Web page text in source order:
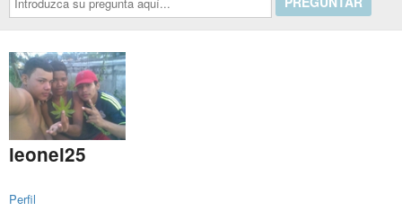
su
pregunta
aquí...
leonel25
Perfil